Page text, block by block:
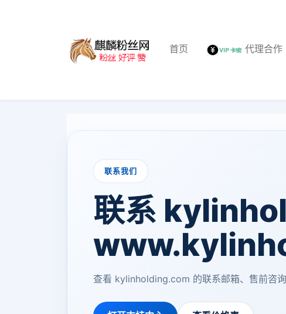
首页 代理合作
联系我们
联系
查看 kylinholding.com 的联系邮箱、售前咨